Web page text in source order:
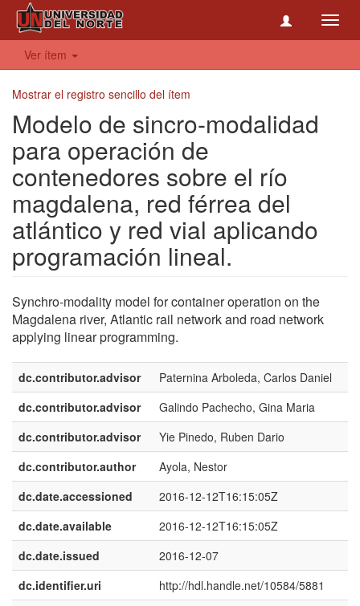
Ver ítem
Mostrar el registro sencillo del ítem
Modelo de sincro-modalidad
para operación de
contenedores sobre el río
magdalena, red férrea del
atlántico y red vial aplicando
programación lineal.
Synchro-modality model for container operation on the
Magdalena river, Atlantic rail network and road network
applying linear programming.
dc.contributor.advisor
Paternina Arboleda, Carlos Daniel
dc.contributor.advisor
Galindo Pachecho, Gina Maria
dc.contributor.advisor
Yie Pinedo, Ruben Dario
dc.contributor.author
Ayola, Nestor
dc.date.accessioned
2016-12-12T16:15:05Z
dc.date.available
2016-12-12T16:15:05Z
dc.date.issued
2016-12-07
dc.identifier.uri
http://hdl.handle.net/10584/5881